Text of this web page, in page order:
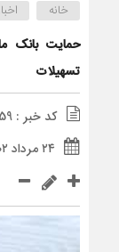
خانه
حمایت بانک
تسهیلات
کد خبر : 13559
۲۴ مرداد ۱۴۰۲ - ۱۸:۳۱